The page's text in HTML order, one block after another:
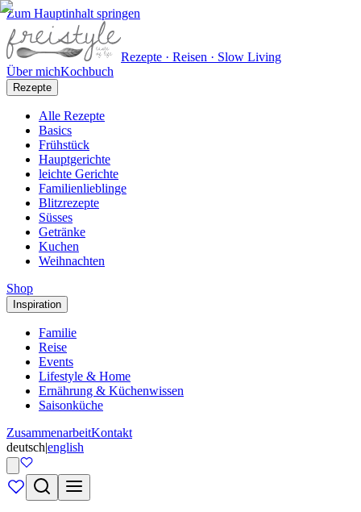
Zum Hauptinhalt springen
Rezepte · Reisen · Slow Living
Über michKochbuch
Rezepte
Alle Rezepte
Basics
Frühstück
Hauptgerichte
leichte Gerichte
Familienlieblinge
Blitzrezepte
Süsses
Getränke
Kuchen
Weihnachten
Shop
Inspiration
Familie
Reise
Events
Lifestyle & Home
Ernährung & Küchenwissen
Saisonküche
ZusammenarbeitKontakt
deutsch|english